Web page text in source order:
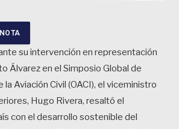
su intervención en representación
Álvarez en el Simposio Global de
Aviación Civil (OACI), el viceministro
Hugo Rivera, resaltó el
con el desarrollo sostenible del